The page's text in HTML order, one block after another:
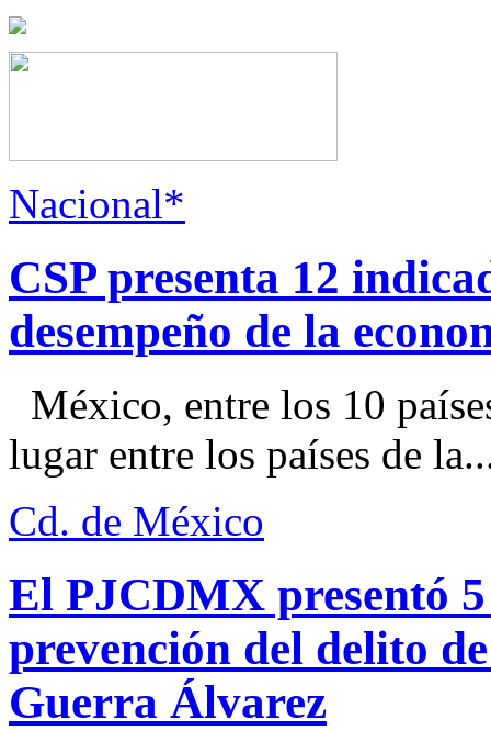
Nacional*
CSP presenta 12
desempeño de la
México, entre los 10
lugar entre los países de
Cd. de México
El PJCDMX presentó
prevención del delito
Guerra Álvarez